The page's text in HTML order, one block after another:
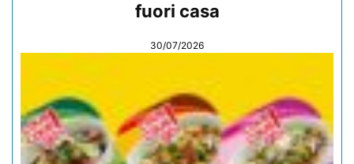
fuori casa
30/07/2026